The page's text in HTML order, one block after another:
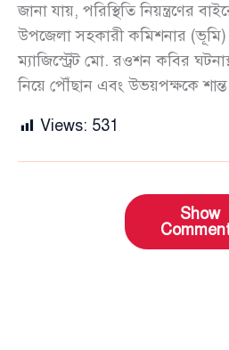
জানা যায়, পরিস্থিতি নিয়ন্ত্রণের
উপজেলা সহকারী কমিশনার
ম্যাজিস্ট্রেট মো. রওশন কবির
নিয়ে পৌঁছান এবং উভয়পক্ষকে শান্ত
Views: 531
Show